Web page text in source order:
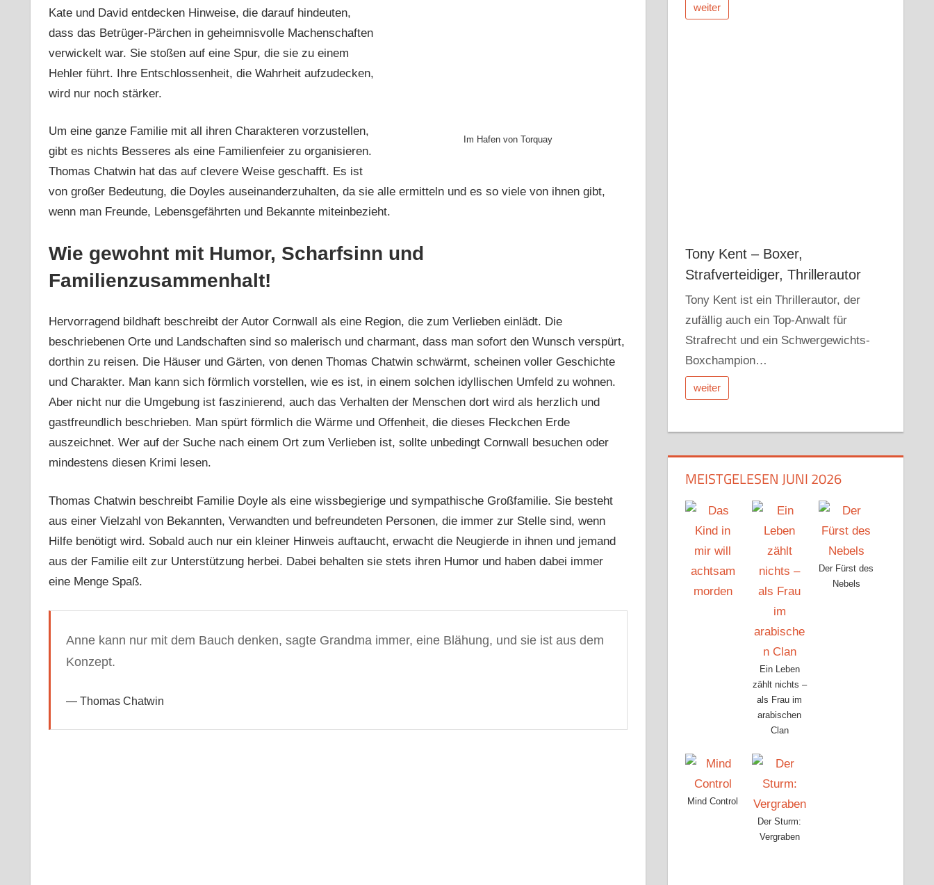
Im Hafen von Torquay
Kate und David entdecken Hinweise, die darauf hindeuten,
dass das Betrüger-Pärchen in geheimnisvolle Machenschaften
verwickelt war. Sie stoßen auf eine Spur, die sie zu einem
Hehler führt. Ihre Entschlossenheit, die Wahrheit aufzudecken,
wird nur noch stärker.
Um eine ganze Familie mit all ihren Charakteren vorzustellen,
gibt es nichts Besseres als eine Familienfeier zu organisieren.
Thomas Chatwin hat das auf clevere Weise geschafft. Es ist
von großer Bedeutung, die Doyles auseinanderzuhalten, da sie alle ermitteln und es so viele von ihnen gibt,
wenn man Freunde, Lebensgefährten und Bekannte miteinbezieht.
Wie gewohnt mit Humor, Scharfsinn und
Familienzusammenhalt!
Hervorragend bildhaft beschreibt der Autor Cornwall als eine Region, die zum Verlieben einlädt. Die
beschriebenen Orte und Landschaften sind so malerisch und charmant, dass man sofort den Wunsch verspürt,
dorthin zu reisen. Die Häuser und Gärten, von denen Thomas Chatwin schwärmt, scheinen voller Geschichte
und Charakter. Man kann sich förmlich vorstellen, wie es ist, in einem solchen idyllischen Umfeld zu wohnen.
Aber nicht nur die Umgebung ist faszinierend, auch das Verhalten der Menschen dort wird als herzlich und
gastfreundlich beschrieben. Man spürt förmlich die Wärme und Offenheit, die dieses Fleckchen Erde
auszeichnet. Wer auf der Suche nach einem Ort zum Verlieben ist, sollte unbedingt Cornwall besuchen oder
mindestens diesen Krimi lesen.
Thomas Chatwin beschreibt Familie Doyle als eine wissbegierige und sympathische Großfamilie. Sie besteht
aus einer Vielzahl von Bekannten, Verwandten und befreundeten Personen, die immer zur Stelle sind, wenn
Hilfe benötigt wird. Sobald auch nur ein kleiner Hinweis auftaucht, erwacht die Neugierde in ihnen und jemand
aus der Familie eilt zur Unterstützung herbei. Dabei behalten sie stets ihren Humor und haben dabei immer
eine Menge Spaß.
Anne kann nur mit dem Bauch denken, sagte Grandma immer, eine Blähung, und sie ist aus dem
Konzept.
Thomas Chatwin
weiter
Tony Kent – Boxer,
Strafverteidiger, Thrillerautor
Tony Kent ist ein Thrillerautor, der
zufällig auch ein Top-Anwalt für
Strafrecht und ein Schwergewichts-
Boxchampion…
weiter
MEISTGELESEN JUNI 2026
Ein Leben
zählt nichts –
als Frau im
arabischen
Clan
Der Fürst des
Nebels
Mind Control
Der Sturm:
Vergraben